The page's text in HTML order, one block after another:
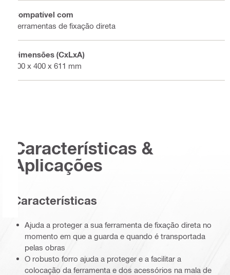
Compatível com
Ferramentas de fixação direta
Dimensões (CxLxA)
600 x 400 x 611 mm
Características &
Aplicações
Características
Ajuda a proteger a sua ferramenta de fixação direta no
momento em que a guarda e quando é transportada
pelas obras
O robusto forro ajuda a proteger e a facilitar a
colocação da ferramenta e dos acessórios na mala de